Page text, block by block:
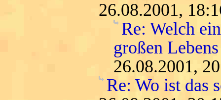
26.08.2001,
Re: Welch
großen
26.08.2001,
Re: Wo ist das